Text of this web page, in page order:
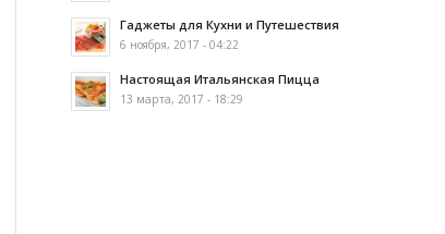
Гаджеты для Кухни и Путешествия
6 ноября, 2017 - 04:22
Настоящая Итальянская Пицца
13 марта, 2017 - 18:29